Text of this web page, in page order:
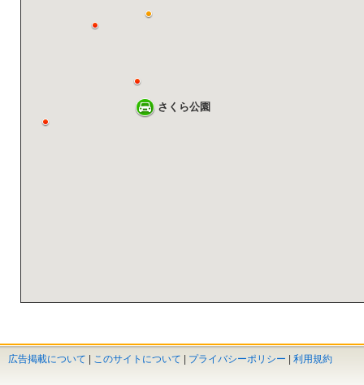
さくら公園
広告掲載について このサイトについて プライバシーポリシー 利用規約